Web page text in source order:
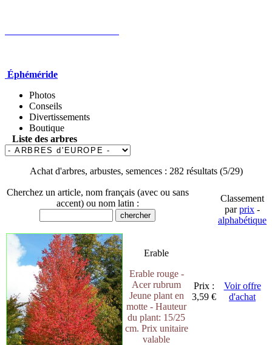
Éphéméride
Photos
Conseils
Divertissements
Boutique
Liste des arbres
Achat d'arbres, arbustes, semences : 282 résultats (5/29)
Cherchez un article, nom français (avec ou sans
accent) ou nom latin :
Classement
parprix -
alphabétique
Erable
Erable rouge -
Acer rubrum
Jeune plant en
motte - Hauteur
du plant: 15/25
cm. Prix unitaire
valable
Prix :
3,59 €
Voir offre
d'achat